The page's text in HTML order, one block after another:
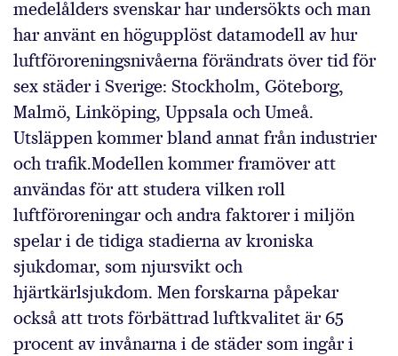
medelålders svenskar har undersökts och man
har använt en högupplöst datamodell av hur
luftföroreningsnivåerna förändrats över tid för
sex städer i Sverige: Stockholm, Göteborg,
Malmö, Linköping, Uppsala och Umeå.
Utsläppen kommer bland annat från industrier
och trafik.Modellen kommer framöver att
användas för att studera vilken roll
luftföroreningar och andra faktorer i miljön
spelar i de tidiga stadierna av kroniska
sjukdomar, som njursvikt och
hjärtkärlsjukdom. Men forskarna påpekar
också att trots förbättrad luftkvalitet är 65
procent av invånarna i de städer som ingår i